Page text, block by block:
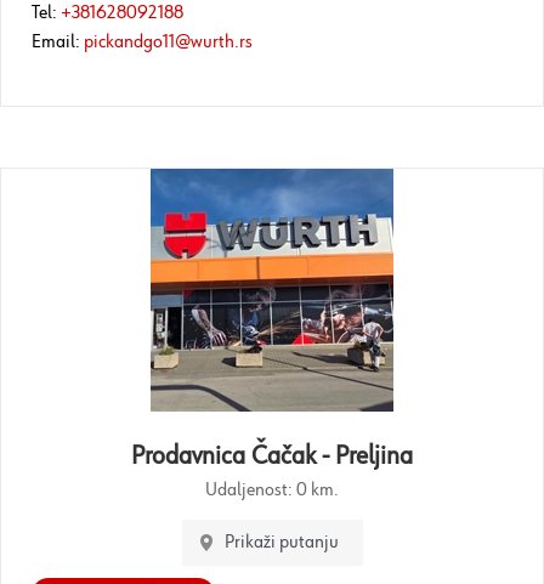
Tel: +381628092188
Email: pickandgo11@wurth.rs
Prodavnica Čačak - Preljina
Udaljenost: 0 km.
Prikaži putanju